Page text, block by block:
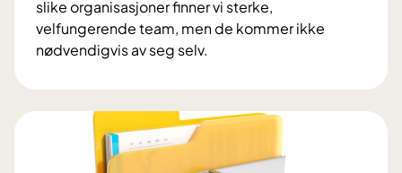
slike organisasjoner finner vi sterke,
velfungerende team, men de kommer ikke
nødvendigvis av seg selv.
E
A